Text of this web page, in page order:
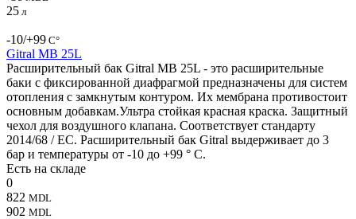
25 л
-10/+99 С°
Gitral MB 25L
Расширительный бак Gitral MB 25L - это расширительные
баки с фиксированной диафрагмой предназначены для систем
отопления с замкнутым контуром. Их мембрана противостоит
основным добавкам.Ультра стойкая красная краска. Защитный
чехол для воздушного клапана. Соответствует стандарту
2014/68 / ЕС. Расширительный бак Gitral выдерживает до 3
бар и температуры от -10 до +99 ° C.
Есть на складе
0
822 MDL
902 MDL